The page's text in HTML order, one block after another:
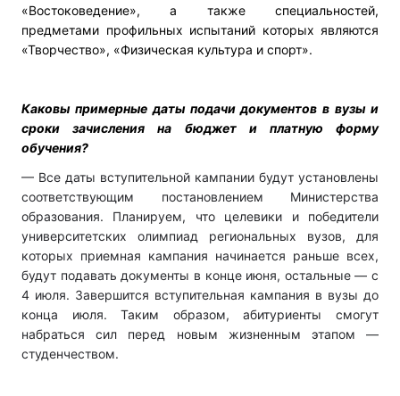
«Востоковедение», а также специальностей,
предметами профильных испытаний которых являются
«Творчество», «Физическая культура и спорт».
Каковы примерные даты подачи документов в вузы и
сроки зачисления на бюджет и платную форму
обучения?
— Все даты вступительной кампании будут установлены
соответствующим постановлением Министерства
образования. Планируем, что целевики и победители
университетских олимпиад региональных вузов, для
которых приемная кампания начинается раньше всех,
будут подавать документы в конце июня, остальные — с
4 июля. Завершится вступительная кампания в вузы до
конца июля. Таким образом, абитуриенты смогут
набраться сил перед новым жизненным этапом —
студенчеством.